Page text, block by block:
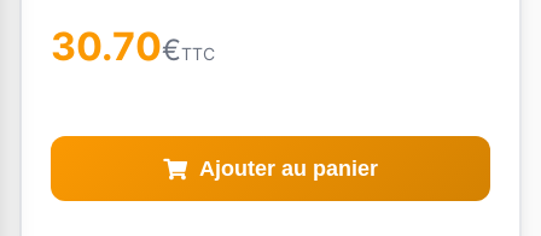
30.70€TTC
Ajouter au panier